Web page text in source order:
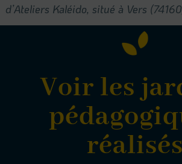
d’Ateliers Kaléido, situé à Vers
Voir les
réalisés